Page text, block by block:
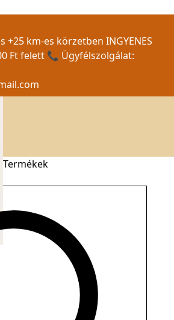
+25 km-es körzetben INGYENES
Ft felett 📞 Ügyfélszolgálat:
Termékek